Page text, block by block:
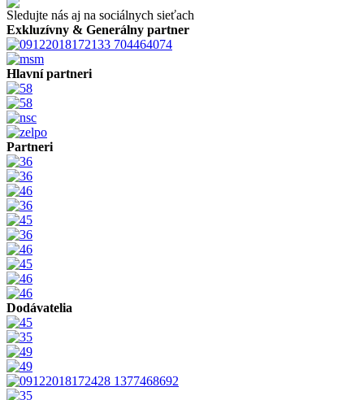
Sledujte nás aj na sociálnych sieťach
Exkluzívny & Generálny partner
Hlavní partneri
Partneri
Dodávatelia